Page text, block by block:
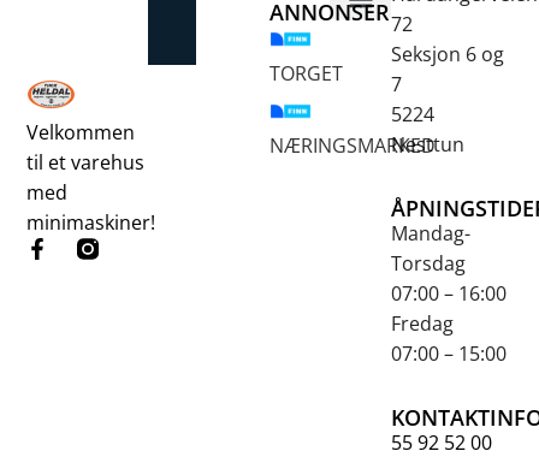
Velkommen
til et varehus
med
minimaskiner!
72
Seksjon 6 og
7
5224
Nesttun
Mandag-
Torsdag
07:00 – 16:00
Fredag
07:00 – 15:00
55 92 52 00
ANNONSER
TORGET
NÆRINGSMARKED